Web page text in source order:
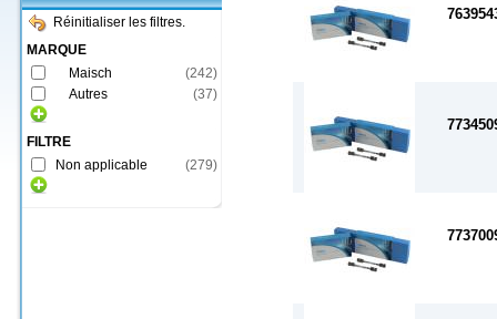
Réinitialiser les filtres.
MARQUE
Maisch
(242)
Autres
(37)
FILTRE
Non applicable
(279)